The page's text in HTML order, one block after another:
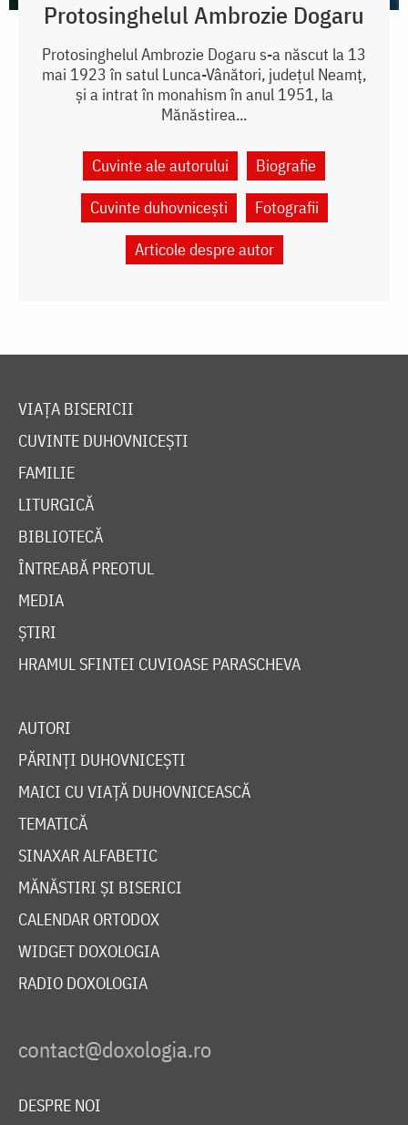
Protosinghelul Ambrozie Dogaru
Protosinghelul Ambrozie Dogaru s-a născut la 13
mai 1923 în satul Lunca-Vânători, județul Neamț,
și a intrat în monahism în anul 1951, la
Mănăstirea...
Cuvinte ale autorului
Biografie
Cuvinte duhovnicești
Fotografii
Articole despre autor
VIAȚA BISERICII
CUVINTE DUHOVNICEȘTI
FAMILIE
LITURGICĂ
BIBLIOTECĂ
ÎNTREABĂ PREOTUL
MEDIA
ȘTIRI
HRAMUL SFINTEI CUVIOASE PARASCHEVA
AUTORI
PĂRINȚI DUHOVNICEȘTI
MAICI CU VIAȚĂ DUHOVNICEASCĂ
TEMATICĂ
SINAXAR ALFABETIC
MĂNĂSTIRI ȘI BISERICI
CALENDAR ORTODOX
WIDGET DOXOLOGIA
RADIO DOXOLOGIA
DESPRE NOI